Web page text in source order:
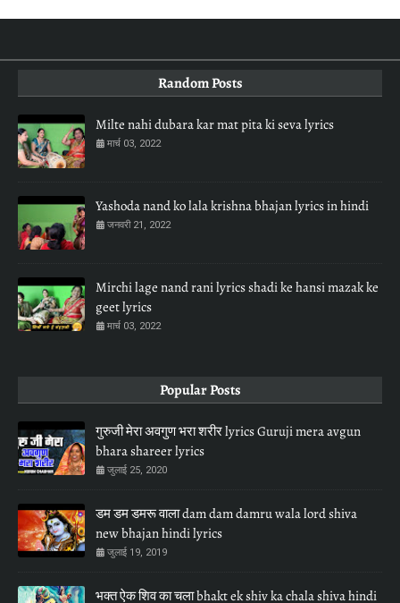
Random Posts
Milte nahi dubara kar mat pita ki seva lyrics
मार्च 03, 2022
Yashoda nand ko lala krishna bhajan lyrics in hindi
जनवरी 21, 2022
Mirchi lage nand rani lyrics shadi ke hansi mazak ke
geet lyrics
मार्च 03, 2022
Popular Posts
गुरुजी मेरा अवगुण भरा शरीर lyrics Guruji mera avgun
bhara shareer lyrics
जुलाई 25, 2020
डम डम डमरू वाला dam dam damru wala lord shiva
new bhajan hindi lyrics
जुलाई 19, 2019
भक्त ऐक शिव का चला bhakt ek shiv ka chala shiva hindi